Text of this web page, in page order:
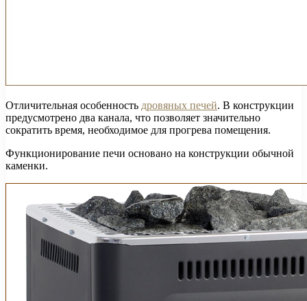
Отличительная особенность дровяных печей. В конструкции
предусмотрено два канала, что позволяет значительно
сократить время, необходимое для прогрева помещения.
Функционирование печи основано на конструкции обычной
каменки.